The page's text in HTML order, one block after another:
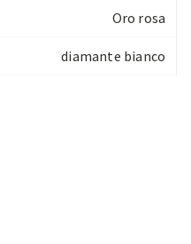
Oro rosa
diamante bianco